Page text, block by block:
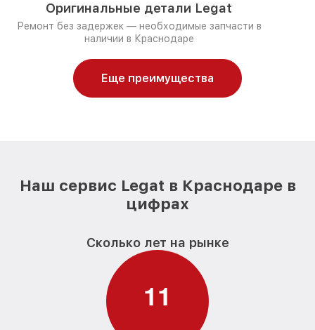
Оригинальные детали Legat
Ремонт без задержек — необходимые запчасти в
наличии в Краснодаре
Еще преимущества
Наш сервис Legat в Краснодаре в
цифрах
Сколько лет на рынке
11